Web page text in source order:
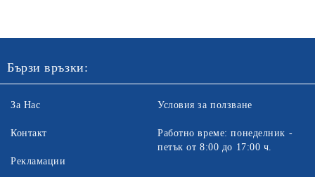
Бързи връзки:
За Нас
Контакт
Рекламации
Условия за ползване
Работно време: понеделник -
петък от 8:00 до 17:00 ч.